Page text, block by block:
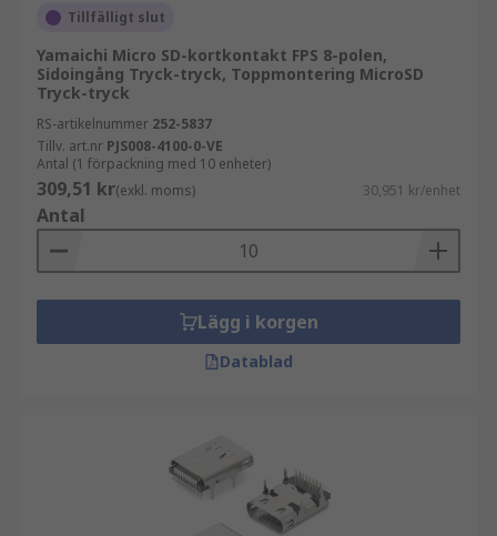
Tillfälligt slut
Yamaichi Micro SD-kortkontakt FPS 8-polen,
Sidoingång Tryck-tryck, Toppmontering MicroSD
Tryck-tryck
RS-artikelnummer 252-5837
Tillv. art.nr PJS008-4100-0-VE
Antal (1 förpackning med 10 enheter)
309,51 kr(exkl. moms) 30,951 kr/enhet
Antal
Lägg i korgen
Datablad